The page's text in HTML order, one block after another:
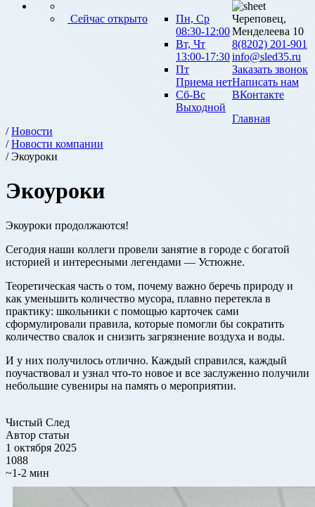
Сейчас открыто
Пн, Ср
08:30-12:00
Вт, Чт
13:00-17:30
Пт
Приема нет
Сб-Вс
Выходной
Череповец,
Менделеева 10
8(8202) 201-901
info@sled35.ru
Заказать звонок
Написать нам
ВКонтакте
Главная
/Новости
/Новости компании
/ Экоуроки
Экоуроки
Экоуроки продолжаются!
Сегодня наши коллеги провели занятие в городе с богатой
историей и интересными легендами — Устюжне.
Теоретическая часть о том, почему важно беречь природу и
как уменьшить количество мусора, плавно перетекла в
практику: школьники с помощью карточек сами
сформулировали правила, которые помогли бы сократить
количество свалок и снизить загрязнение воздуха и воды.
И у них получилось отлично. Каждый справился, каждый
поучаствовал и узнал что-то новое и все заслуженно получили
небольшие сувениры на память о мероприятии.
Чистый След
Автор статьи
1 октября 2025
1088
~1-2 мин